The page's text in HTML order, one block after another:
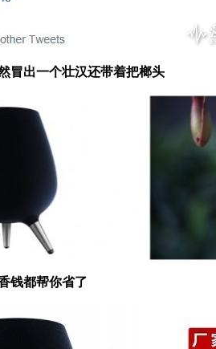
冒出一个壮汉还带着把榔头
钱都帮你省了